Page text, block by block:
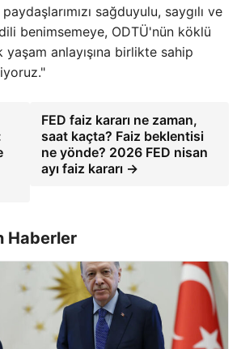
sağduyulu, saygılı ve
benimsemeye, ODTÜ'nün köklü
anlayışına birlikte sahip
FED faiz kararı ne zaman,
saat kaçta? Faiz beklentisi
ne yönde? 2026 FED nisan
ayı faiz kararı →
Haberler